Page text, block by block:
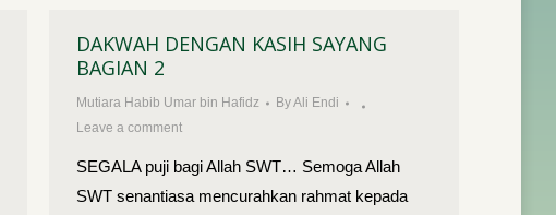
DAKWAH DENGAN KASIH SAYANG
BAGIAN 2
Mutiara Habib Umar bin Hafidz ByAli Endi
Leave a comment
SEGALA puji bagi Allah SWT… Semoga Allah
SWT senanti­asa mencurahkan rahmat kepada